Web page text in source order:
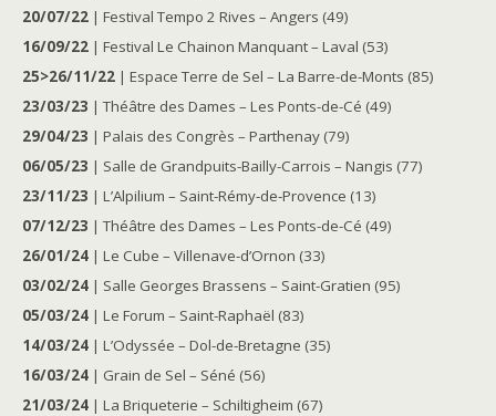
20/07/22 | Festival Tempo 2 Rives – Angers (49)
16/09/22 | Festival Le Chainon Manquant – Laval (53)
25>26/11/22 | Espace Terre de Sel – La Barre-de-Monts (85)
23/03/23 | Théâtre des Dames – Les Ponts-de-Cé (49)
29/04/23 | Palais des Congrès – Parthenay (79)
06/05/23 | Salle de Grandpuits-Bailly-Carrois – Nangis (77)
23/11/23 | L’Alpilium – Saint-Rémy-de-Provence (13)
07/12/23 | Théâtre des Dames – Les Ponts-de-Cé (49)
26/01/24 | Le Cube – Villenave-d’Ornon (33)
03/02/24 | Salle Georges Brassens – Saint-Gratien (95)
05/03/24 | Le Forum – Saint-Raphaël (83)
14/03/24 | L’Odyssée – Dol-de-Bretagne (35)
16/03/24 | Grain de Sel – Séné (56)
21/03/24 | La Briqueterie – Schiltigheim (67)